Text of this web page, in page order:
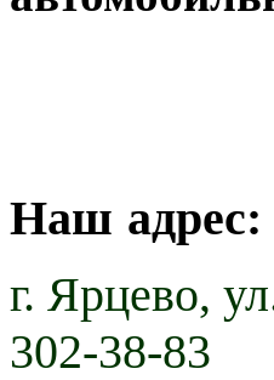
Наш адрес:
г. Ярцево,
302-38-83